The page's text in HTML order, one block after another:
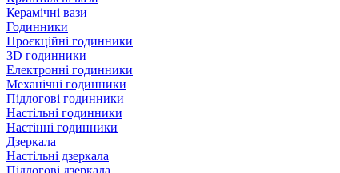
Керамічні вази
Годинники
Проєкційні годинники
3D годинники
Електронні годинники
Механічні годинники
Підлогові годинники
Настільні годинники
Настінні годинники
Дзеркала
Настільні дзеркала
Підлогові дзеркала